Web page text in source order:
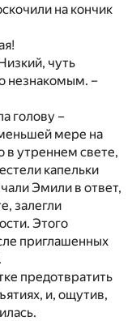
на кончик
чуть
незнакомым. –
голову –
мере на
в утреннем свете,
капельки
Эмили в ответ,
залегли
Этого
приглашенных
предотвратить
и, ощутив,